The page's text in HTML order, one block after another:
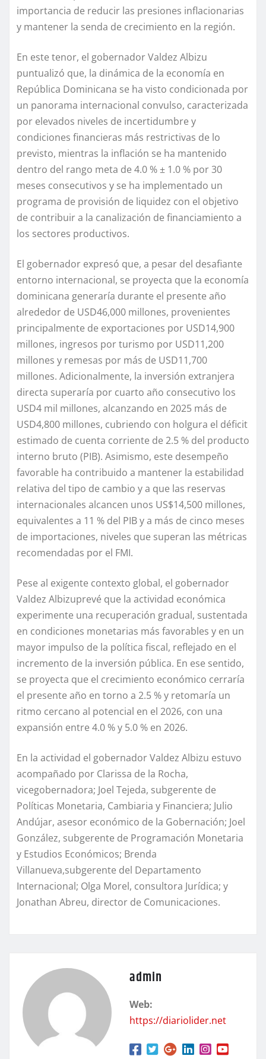
importancia de reducir las presiones inflacionarias
y mantener la senda de crecimiento en la región.
En este tenor, el gobernadorValdez Albizu
puntualizó que, la dinámica de la economía en
República Dominicana se ha visto condicionada por
un panorama internacional convulso, caracterizada
por elevados niveles de incertidumbre y
condiciones financieras más restrictivas de lo
previsto, mientras la inflación se ha mantenido
dentro del rango meta de 4.0 % ± 1.0 % por 30
meses consecutivos y se ha implementado un
programa de provisión de liquidez con el objetivo
de contribuir a la canalización de financiamiento a
los sectores productivos.
El gobernador expresó que, a pesar del desafiante
entorno internacional, se proyecta que la economía
dominicana generaría durante el presente año
alrededor de USD46,000 millones, provenientes
principalmente de exportaciones por USD14,900
millones, ingresos por turismo por USD11,200
millones y remesas por más de USD11,700
millones. Adicionalmente, la inversión extranjera
directa superaría por cuarto año consecutivo los
USD4 mil millones, alcanzando en 2025 más de
USD4,800 millones, cubriendo con holgura el déficit
estimado de cuenta corriente de 2.5 % del producto
interno bruto (PIB). Asimismo, este desempeño
favorable ha contribuido a mantener la estabilidad
relativa del tipo de cambio y a que las reservas
internacionales alcancen unos US$14,500 millones,
equivalentes a 11 % del PIB y a más de cinco meses
de importaciones, niveles que superan las métricas
recomendadas por el FMI.
Pese al exigente contexto global, el gobernador
Valdez Albizuprevé que la actividad económica
experimente una recuperación gradual, sustentada
en condiciones monetarias más favorables y en un
mayor impulso de la política fiscal, reflejado en el
incremento de la inversión pública. En ese sentido,
se proyecta que el crecimiento económico cerraría
el presente año en torno a 2.5 % y retomaría un
ritmo cercano al potencial en el 2026, con una
expansión entre 4.0 % y 5.0 % en 2026.
En la actividad el gobernador Valdez Albizu estuvo
acompañado por Clarissa de la Rocha,
vicegobernadora; Joel Tejeda, subgerente de
Políticas Monetaria, Cambiaria y Financiera; Julio
Andújar, asesor económico de la Gobernación; Joel
González, subgerente de Programación Monetaria
y Estudios Económicos; Brenda
Villanueva,subgerente del Departamento
Internacional; Olga Morel, consultora Jurídica; y
Jonathan Abreu, director de Comunicaciones.
admin
Web:
https://diariolider.net